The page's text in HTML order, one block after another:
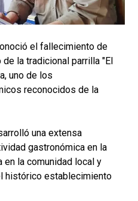
el fallecimiento de
la tradicional parrilla "El
uno de los
reconocidos de la
una extensa
gastronómica en la
en la comunidad local y
histórico establecimiento